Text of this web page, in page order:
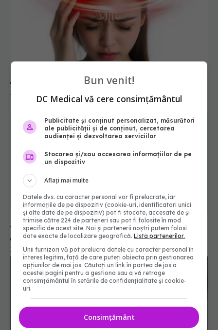
Vertij: simptome și cauze
15 ian 2026, 11:38
Tiroida ta e obosită? 6 semne ignorate de femei
după 30 de ani
19 apr 2025, 12:15
Bun venit!
DC Medical vă cere consimțământul
Publicitate și conținut personalizat, măsurători
ale publicității și de conținut, cercetarea
audienței și dezvoltarea serviciilor
Stocarea și/sau accesarea informațiilor de pe
un dispozitiv
Aflați mai multe
Datele dvs. cu caracter personal vor fi prelucrate, iar
informațiile de pe dispozitiv (cookie-uri, identificatori unici
și alte date de pe dispozitiv) pot fi stocate, accesate de și
trimise către 224 de parteneri sau pot fi folosite în mod
specific de acest site. Noi și partenerii noștri putem folosi
date exacte de localizare geografică.Lista partenerilor.
Unii furnizori vă pot prelucra datele cu caracter personal în
interes legitim, față de care puteți obiecta prin gestionarea
opțiunilor de mai jos. Căutați un link în partea de jos a
acestei pagini pentru a gestiona sau a vă retrage
consimțământul în setările de confidențialitate și cookie-
uri.
Consimțământ